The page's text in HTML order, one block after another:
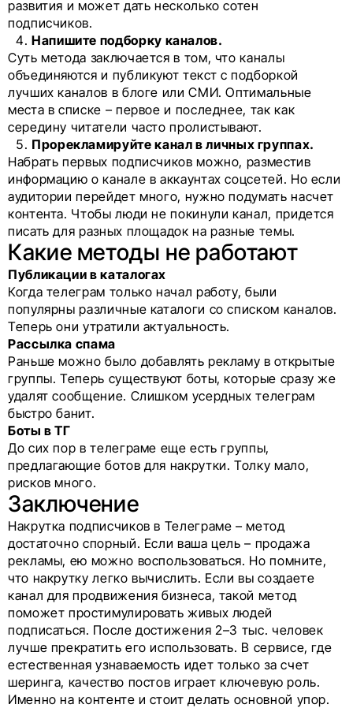
развития и может дать несколько сотен
подписчиков.
Напишите подборку каналов.
Суть метода заключается в том, что каналы
объединяются и публикуют текст с подборкой
лучших каналов в блоге или СМИ. Оптимальные
места в списке – первое и последнее, так как
середину читатели часто пролистывают.
Прорекламируйте канал в личных группах.
Набрать первых подписчиков можно, разместив
информацию о канале в аккаунтах соцсетей. Но если
аудитории перейдет много, нужно подумать насчет
контента. Чтобы люди не покинули канал, придется
писать для разных площадок на разные темы.
Какие методы не работают
Публикации в каталогах
Когда телеграм только начал работу, были
популярны различные каталоги со списком каналов.
Теперь они утратили актуальность.
Рассылка спама
Раньше можно было добавлять рекламу в открытые
группы. Теперь существуют боты, которые сразу же
удалят сообщение. Слишком усердных телеграм
быстро банит.
Боты в ТГ
До сих пор в телеграме еще есть группы,
предлагающие ботов для накрутки. Толку мало,
рисков много.
Заключение
Накрутка подписчиков в Телеграме – метод
достаточно спорный. Если ваша цель – продажа
рекламы, ею можно воспользоваться. Но помните,
что накрутку легко вычислить. Если вы создаете
канал для продвижения бизнеса, такой метод
поможет простимулировать живых людей
подписаться. После достижения 2–3 тыс. человек
лучше прекратить его использовать. В сервисе, где
естественная узнаваемость идет только за счет
шеринга, качество постов играет ключевую роль.
Именно на контенте и стоит делать основной упор.